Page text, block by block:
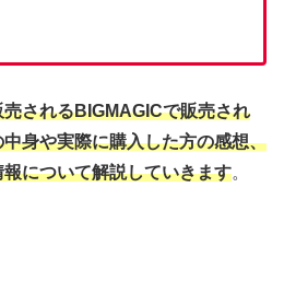
売されるBIGMAGICで販売され
身や実際に購入した方の感想、
報について解説していきます。